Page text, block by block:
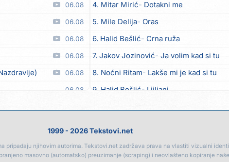
06.08
06.08
06.08
06.08
06.08
06.08
06.08
4. Mitar Mirić Dotakni me
5. Mile Delija Oras
6. Halid Bešlić Crna ruža
7. Jakov Jozinović Ja volim kad si tu
8. Noćni Ritam Lakše mi je kad si tu
9. Halid Bešlić Ljiljani
13. Noćni Ritam Rekla si mi
1999 - 2026 Tekstovi.net
pripadaju njihovim autorima. Tekstovi.net zadržava prava na vlastiti vizualni
masovno (automatsko) preuzimanje (scraping) i neovlašteno kopiranje